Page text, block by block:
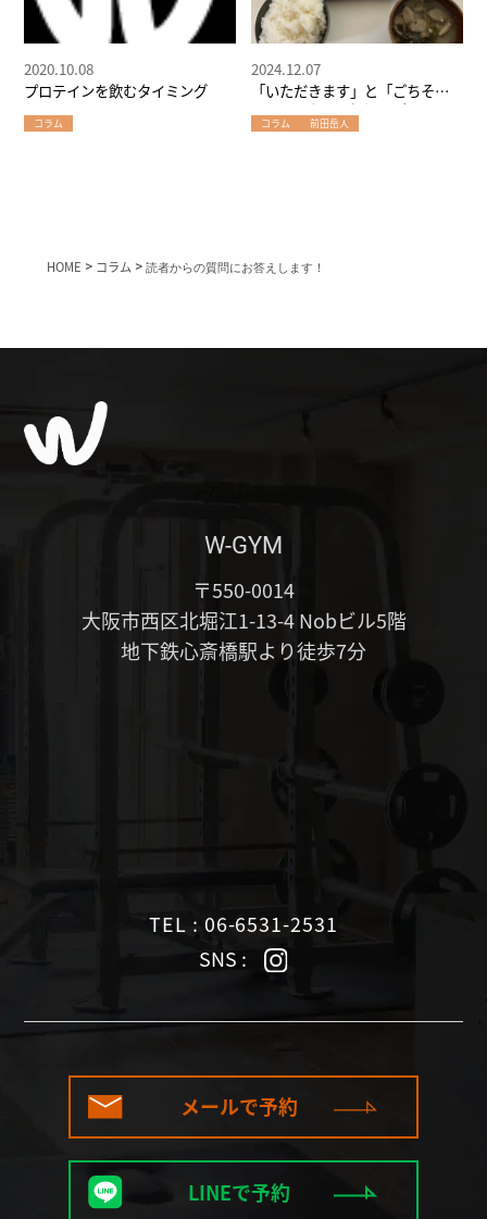
プロテインを飲むタイミング
2020.10.08
コラム
「いただきます」と「ごちそう
さまでした」～堀江のパーソナ
ルトレーナーが教えるダイエッ
2024.12.07
コラム 前田岳人
HOME > コラム > 読者からの質問にお答えします！
W-GYM
〒550-0014
大阪市西区北堀江1-13-4 Nobビル5階
地下鉄心斎橋駅より徒歩7分
TEL : 06-6531-2531
SNS :
メールで予約
LINEで予約